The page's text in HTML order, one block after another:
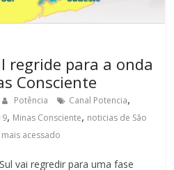
regride para a onda
Consciente
Potência Canal Potencia,
, Minas Consciente, noticias de São
acessado
vai regredir para uma fase